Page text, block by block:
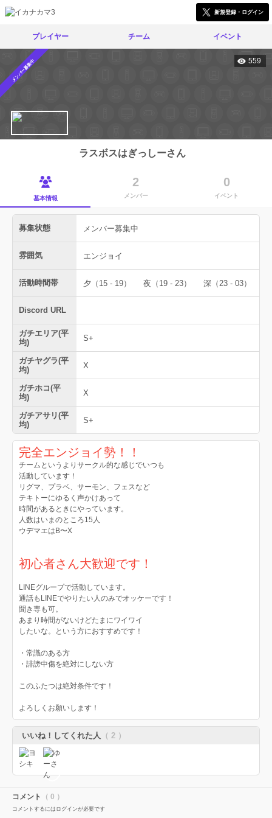
新規登録・ログイン
プレイヤー チーム イベント
メンバー募集中 559
ラスボスはぎっしーさん
基本情報
2
メンバー
0
イベント
募集状態 メンバー募集中
雰囲気 エンジョイ
活動時間帯 夕（15 - 19） 夜（19 - 23） 深（23 - 03）
Discord URL
ガチエリア(平
均)
S+
ガチヤグラ(平
均)
X
ガチホコ(平
均)
X
ガチアサリ(平
均)
S+
完全エンジョイ勢！！
チームというよりサークル的な感じでいつも
活動しています！
リグマ、プラベ、サーモン、フェスなど
テキトーにゆるく声かけあって
時間があるときにやっています。
人数はいまのところ15人
ウデマエはB〜X
初心者さん大歓迎です！
LINEグループで活動しています。
通話もLINEでやりたい人のみでオッケーです！
聞き専も可。
あまり時間がないけどたまにワイワイ
したいな。という方におすすめです！
・常識のある方
・誹謗中傷を絶対にしない方
このふたつは絶対条件です！
よろしくお願いします！
いいね！してくれた人 （ 2 ）
コメント （ 0 ）
コメントするにはログインが必要です